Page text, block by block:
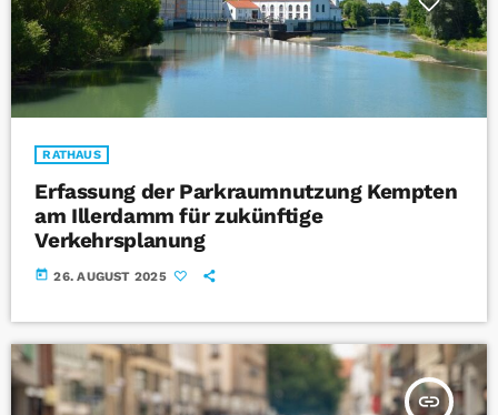
RATHAUS
Erfassung der Parkraumnutzung Kempten
am Illerdamm für zukünftige
Verkehrsplanung
today 26. AUGUST 2025
insert_link